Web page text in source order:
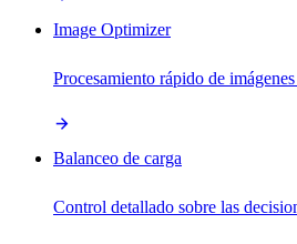
Image Optimizer
Procesamiento rápido de
Balanceo de carga
Control detallado sobre las